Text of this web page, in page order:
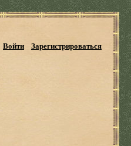
Войти Зарегистрироваться